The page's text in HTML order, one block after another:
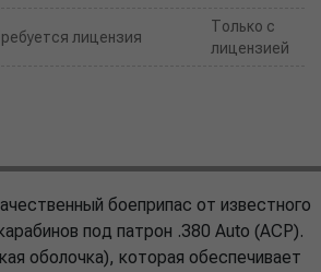
лицензия
Только с
лицензией
боеприпас от известного
под патрон .380 Auto (ACP).
оболочка), которая обеспечивает